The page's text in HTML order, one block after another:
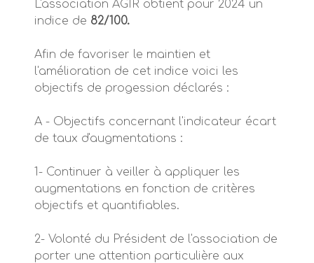
L'association AGIR obtient pour 2024 un
indice de 82/100.
Afin de favoriser le maintien et
l'amélioration de cet indice voici les
objectifs de progession déclarés :
A - Objectifs concernant l'indicateur écart
de taux d'augmentations :
1- Continuer à veiller à appliquer les
augmentations en fonction de critères
objectifs et quantifiables.
2- Volonté du Président de l'association de
porter une attention particulière aux